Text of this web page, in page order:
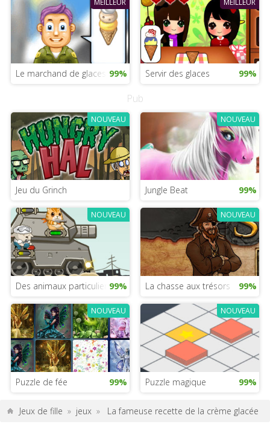
MEILLEUR
Le marchand de glaces 99%
MEILLEUR
Servir des glaces 99%
Pub
NOUVEAU
Jeu du Grinch
NOUVEAU
Jungle Beat 99%
NOUVEAU
Des animaux particuliers99%
NOUVEAU
La chasse aux trésors 99%
NOUVEAU
Puzzle de fée 99%
NOUVEAU
Puzzle magique 99%
Jeux de fille » jeux » La fameuse recette de la crème glacée